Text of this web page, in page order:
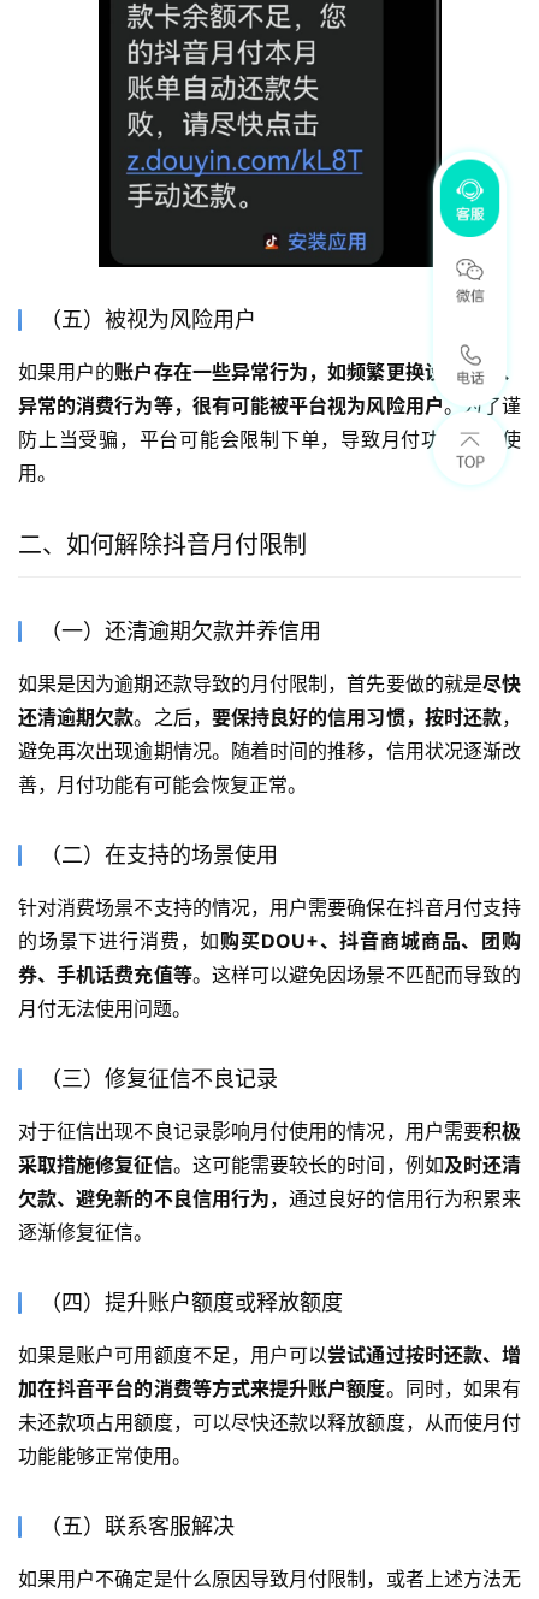
（五）被视为风险用户
如果用户的账户存在一些异常行为，如频繁更换设备登录、
异常的消费行为等，很有可能被平台视为风险用户。为了谨
防上当受骗，平台可能会限制下单，导致月付功能无法使
用。
二、如何解除抖音月付限制
（一）还清逾期欠款并养信用
如果是因为逾期还款导致的月付限制，首先要做的就是尽快
还清逾期欠款。之后， 要保持良好的信用习惯，按时还款，
避免再次出现逾期情况。随着时间的推移，信用状况逐渐改
善，月付功能有可能会恢复正常。
（二）在支持的场景使用
针对消费场景不支持的情况，用户需要确保在抖音月付支持
的场景下进行消费，如购买DOU+、抖音商城商品、团购
券、手机话费充值等。这样可以避免因场景不匹配而导致的
月付无法使用问题。
（三）修复征信不良记录
对于征信出现不良记录影响月付使用的情况，用户需要积极
采取措施修复征信。这可能需要较长的时间，例如及时还清
欠款、避免新的不良信用行为，通过良好的信用行为积累来
逐渐修复征信。
（四）提升账户额度或释放额度
如果是账户可用额度不足，用户可以尝试通过按时还款、增
加在抖音平台的消费等方式来提升账户额度。同时，如果有
未还款项占用额度，可以尽快还款以释放额度，从而使月付
功能能够正常使用。
（五）联系客服解决
如果用户不确定是什么原因导致月付限制，或者上述方法无